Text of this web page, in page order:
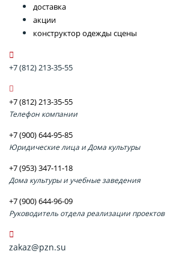
доставка
акции
конструктор одежды сцены
+7 (812) 213-35-55
+7 (812) 213-35-55
Телефон компании
+7 (900) 644-95-85
Юридические лица и Дома культуры
+7 (953) 347-11-18
Дома культуры и учебные заведения
+7 (900) 644-96-09
Руководитель отдела реализации проектов
zakaz@pzn.su